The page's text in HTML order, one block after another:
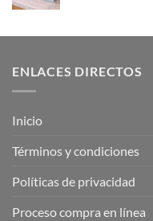
ENLACES DIRECTOS
Inicio
Términos y condiciones
Políticas de privacidad
Proceso compra en línea